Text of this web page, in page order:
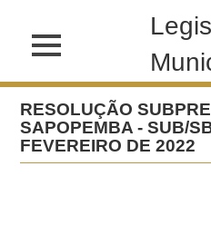
RESOLUÇÃO
SAPOPEMBA - SUB/
FEVEREIRO DE 2022